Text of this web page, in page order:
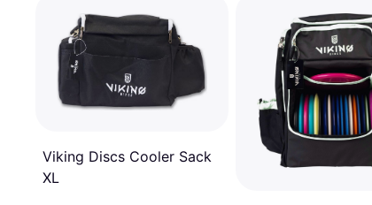
Viking Discs Cooler Sack
XL